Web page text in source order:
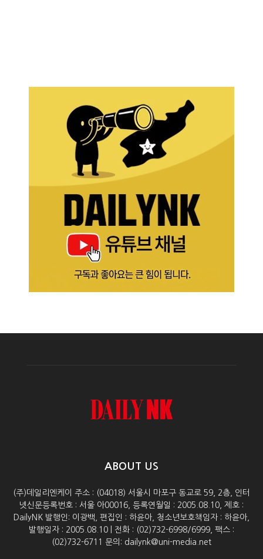
ABOUT US
(주)데일리엔케이 주소 : (04018) 서울시 마포구 동교로 59, 2층, 인터
넷신문등록번호 : 서울 아00016, 등록연월일 : 2005.08.10, 제호 :
DailyNK 발행인: 이광백, 편집인 : 하윤아, 청소년보호책임자 : 하윤아,
발행일자 : 2005.08.10 | 전화 : (02)732-6998/6999, 팩스 :
(02)732-6711 문의: dailynk@uni-media.net